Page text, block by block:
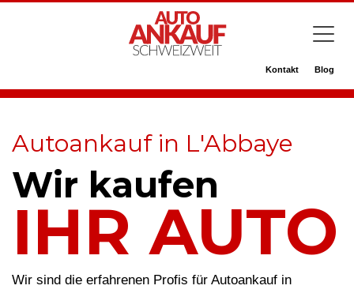
Kontakt Blog
Autoankauf in L'Abbaye
Wir kaufen
IHR AUTO
Wir sind die erfahrenen Profis für Autoankauf in